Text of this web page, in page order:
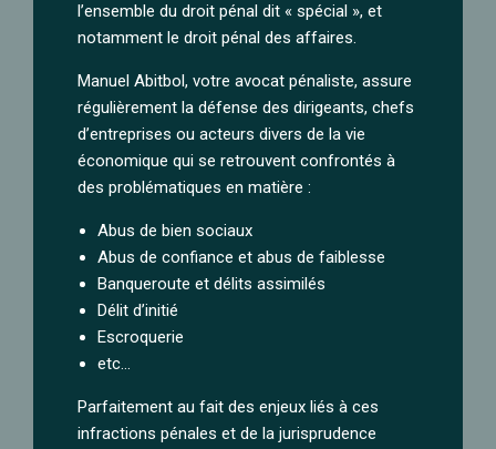
l’ensemble du droit pénal dit « spécial », et
notamment le droit pénal des affaires.
Manuel Abitbol, votre avocat pénaliste, assure
régulièrement la défense des dirigeants, chefs
d’entreprises ou acteurs divers de la vie
économique qui se retrouvent confrontés à
des problématiques en matière :
Abus de bien sociaux
Abus de confiance et abus de faiblesse
Banqueroute et délits assimilés
Délit d’initié
Escroquerie
etc…
Parfaitement au fait des enjeux liés à ces
infractions pénales et de la jurisprudence